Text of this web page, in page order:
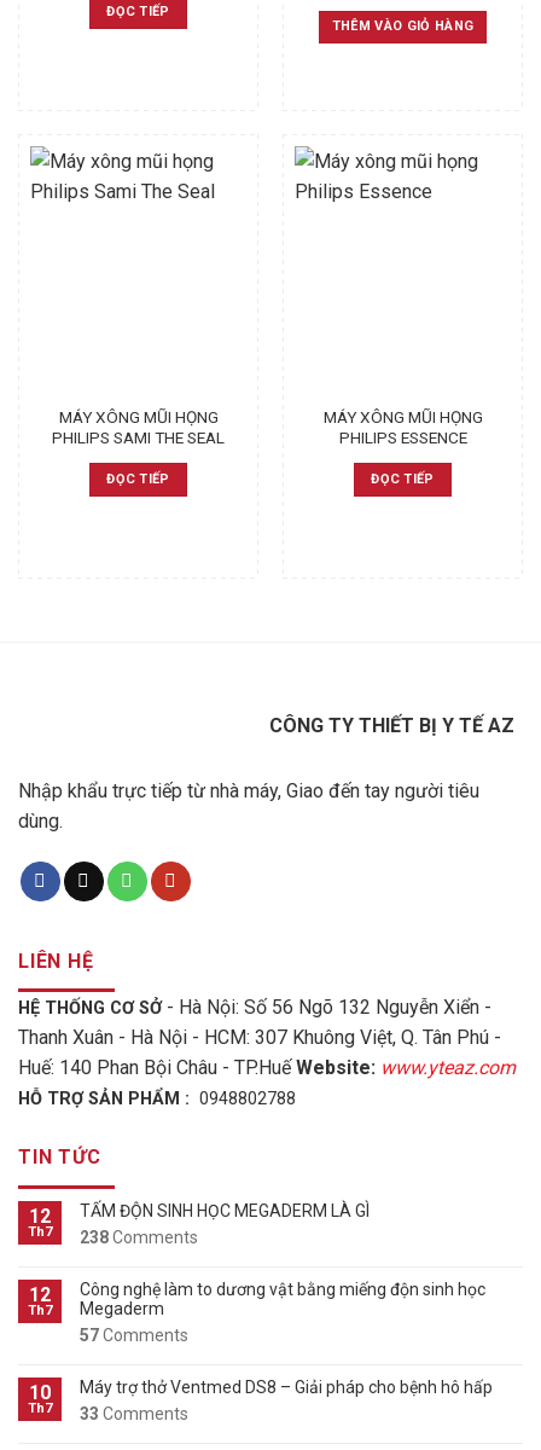
ĐỌC TIẾP
was:
2.100.000 ₫.
THÊM VÀO GIỎ HÀNG
MÁY XÔNG MŨI HỌNG
PHILIPS SAMI THE SEAL
ĐỌC TIẾP
MÁY XÔNG MŨI HỌNG
PHILIPS ESSENCE
ĐỌC TIẾP
CÔNG TY THIẾT BỊ Y TẾ AZ
Nhập khẩu trực tiếp từ nhà máy, Giao đến tay người tiêu
dùng.
LIÊN HỆ
HỆ THỐNG CƠ SỞ - Hà Nội: Số 56 Ngõ 132 Nguyễn Xiển -
Thanh Xuân - Hà Nội - HCM: 307 Khuông Việt, Q. Tân Phú -
Huế: 140 Phan Bội Châu - TP.HuếWebsite: www.yteaz.com
HỖ TRỢ SẢN PHẨM : 0948802788
TIN TỨC
12
Th7
TẤM ĐỘN SINH HỌC MEGADERM LÀ GÌ
238Comments
12
Th7
Công nghệ làm to dương vật bằng miếng độn sinh học
Megaderm
57Comments
10
Th7
Máy trợ thở Ventmed DS8 – Giải pháp cho bệnh hô hấp
33 Comments